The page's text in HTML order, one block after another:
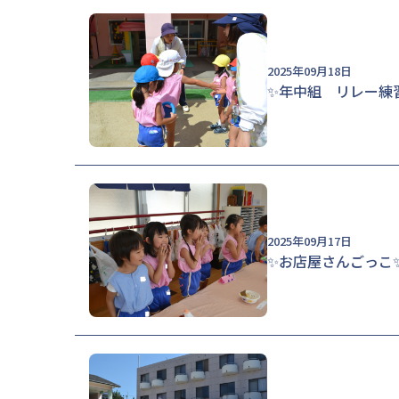
2025年09月18日
✨年中組 リレー練
2025年09月17日
✨お店屋さんごっこ